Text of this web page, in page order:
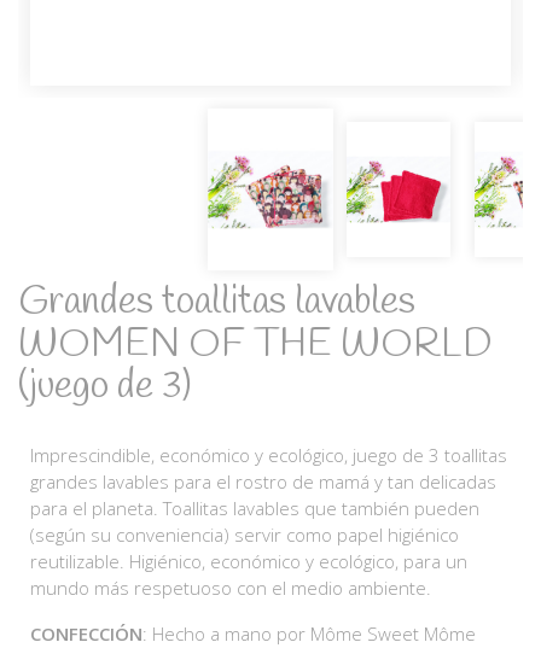
Grandes toallitas lavables
WOMEN OF THE WORLD
(juego de 3)
Imprescindible, económico y ecológico, juego de 3 toallitas
grandes lavables para el rostro de mamá y tan delicadas
para el planeta. Toallitas lavables que también pueden
(según su conveniencia) servir como papel higiénico
reutilizable. Higiénico, económico y ecológico, para un
mundo más respetuoso con el medio ambiente.
CONFECCIÓN: Hecho a mano por Môme Sweet Môme